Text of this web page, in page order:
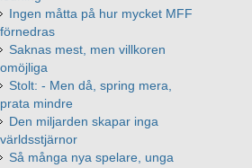
Ingen måtta på hur mycket MFF
förnedras
Saknas mest, men villkoren
omöjliga
Stolt: - Men då, spring mera,
prata mindre
Den miljarden skapar inga
världsstjärnor
Så många nya spelare, unga